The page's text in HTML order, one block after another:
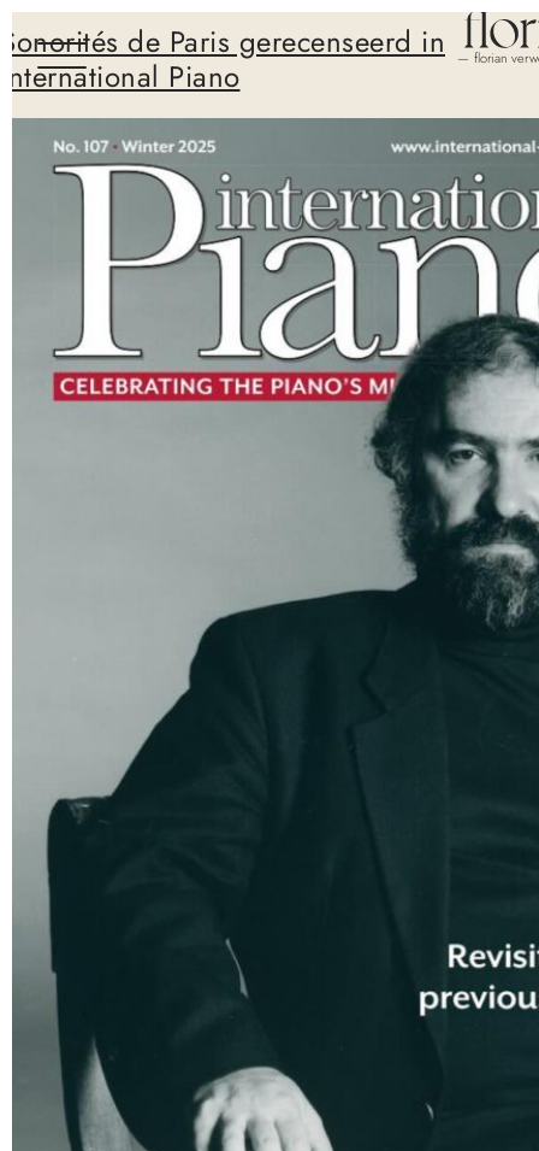
— florian
Sonorités de Paris gerecenseerd in
International Piano